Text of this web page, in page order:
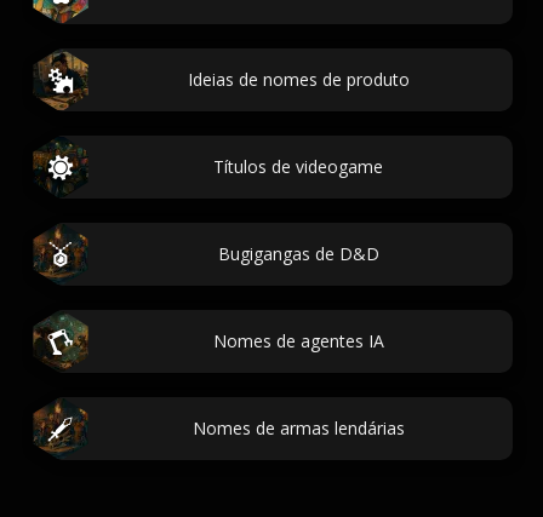
Ideias de nomes de produto
Títulos de videogame
Bugigangas de D&D
Nomes de agentes IA
Nomes de armas lendárias